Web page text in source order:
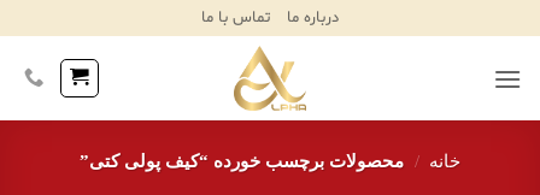
Content
درباره ما تماس با ما
خانه / محصولات برچسب خورده “کیف پولی کتی”